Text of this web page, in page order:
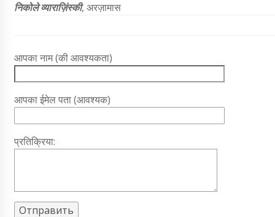
निकोले व्याराज़िंस्की, अरज़ामास
आपका नाम (की आवश्यकता)
आपका ईमेल पता (आवश्यक)
प्रतिक्रिया: